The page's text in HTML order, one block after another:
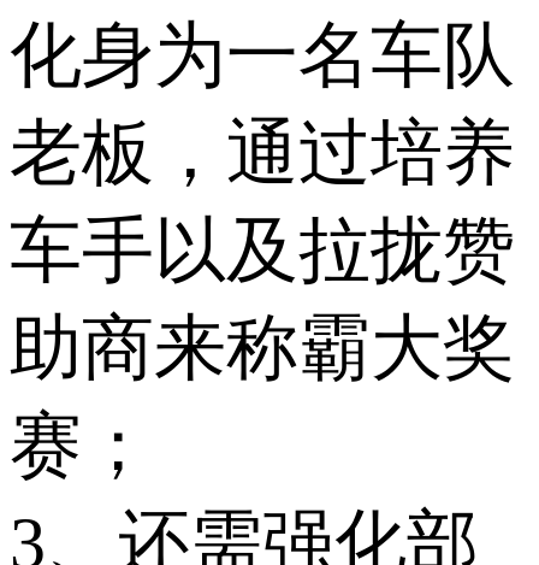
化身为一名车队
老板，通过培养
车手以及拉拢赞
助商来称霸大奖
赛；
3、还需强化部